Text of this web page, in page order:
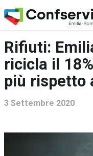
Rifiuti:
ricicla il
più rispetto
3 Settembre 2020